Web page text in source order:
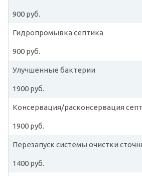
900 руб.
Гидропромывка септика
900 руб.
Улучшенные бактерии
1900 руб.
Консервация/расконсервация
1900 руб.
Перезапуск системы очистки
1400 руб.